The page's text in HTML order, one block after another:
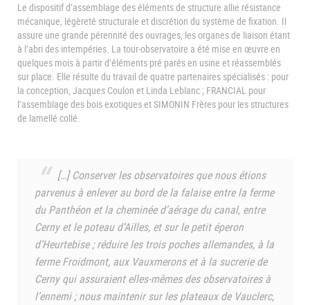
Le dispositif d’assemblage des éléments de structure allie résistance
mécanique, légèreté structurale et discrétion du système de fixation. Il
assure une grande pérennité des ouvrages, les organes de liaison étant
à l’abri des intempéries. La tour-observatoire a été mise en œuvre en
quelques mois à partir d’éléments pré parés en usine et réassemblés
sur place. Elle résulte du travail de quatre partenaires spécialisés : pour
la conception, Jacques Coulon et Linda Leblanc ; FRANCIAL pour
l’assemblage des bois exotiques et SIMONIN Frères pour les structures
de lamellé collé.
[…] Conserver les observatoires que nous étions
parvenus à enlever au bord de la falaise entre la ferme
du Panthéon et la cheminée d’aérage du canal, entre
Cerny et le poteau d’Ailles, et sur le petit éperon
d’Heurtebise ; réduire les trois poches allemandes, à la
ferme Froidmont, aux Vauxmerons et à la sucrerie de
Cerny qui assuraient elles-mêmes des observatoires à
l’ennemi ; nous maintenir sur les plateaux de Vauclerc,